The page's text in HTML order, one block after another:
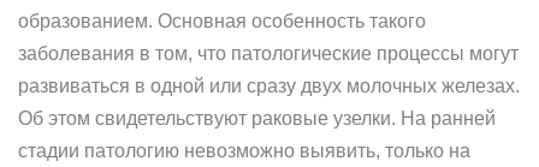
образованием. Основная особенность такого
заболевания в том, что патологические процессы могут
развиваться в одной или сразу двух молочных железах.
Об этом свидетельствуют раковые узелки. На ранней
стадии патологию невозможно выявить, только на